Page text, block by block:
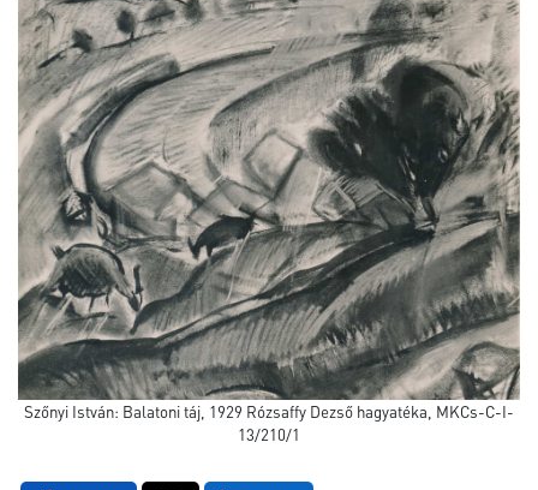
Szőnyi István: Balatoni táj, 1929 Rózsaffy Dezső hagyatéka, MKCs-C-I-
13/210/1